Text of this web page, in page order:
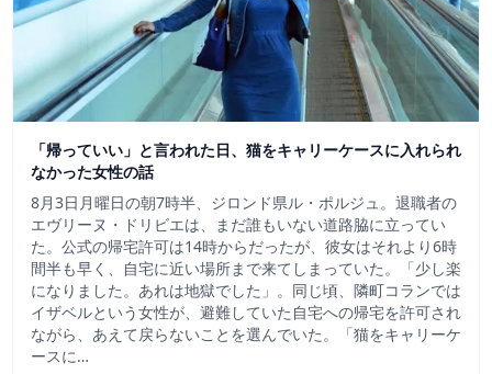
「帰っていい」と言われた日、猫をキャリーケースに入れられ
なかった女性の話
8月3日月曜日の朝7時半、ジロンド県ル・ポルジュ。退職者の
エヴリーヌ・ドリビエは、まだ誰もいない道路脇に立ってい
た。公式の帰宅許可は14時からだったが、彼女はそれより6時
間半も早く、自宅に近い場所まで来てしまっていた。「少し楽
になりました。あれは地獄でした」。同じ頃、隣町コランでは
イザベルという女性が、避難していた自宅への帰宅を許可され
ながら、あえて戻らないことを選んでいた。「猫をキャリーケ
ースに…